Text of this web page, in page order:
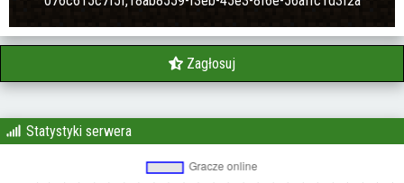
Zagłosuj
Statystyki serwera